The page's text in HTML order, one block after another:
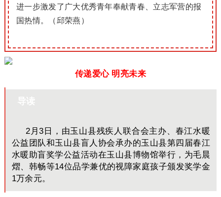
进一步激发了广大优秀青年奉献青春、立志军营的报
国热情。（邱荣燕）
传递爱心 明亮未来
导读
2月3日，由玉山县残疾人联合会主办、春江水暖
公益团队和玉山县盲人协会承办的玉山县第四届春江
水暖助盲奖学公益活动在玉山县博物馆举行，为毛晨
熠、韩畅等14位品学兼优的视障家庭孩子颁发奖学金
1万余元。